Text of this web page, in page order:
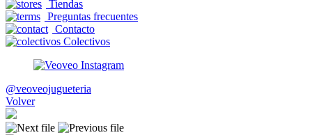
Tiendas
Preguntas frecuentes
Contacto
Colectivos
@veoveojugueteria
Volver